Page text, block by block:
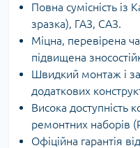
Повна сумісність
зразка), ГАЗ, САЗ.
Міцна, перевірена
підвищена
Швидкий монтаж і
додаткових
Висока доступність
ремонтних наборів
Офіційна гарантія